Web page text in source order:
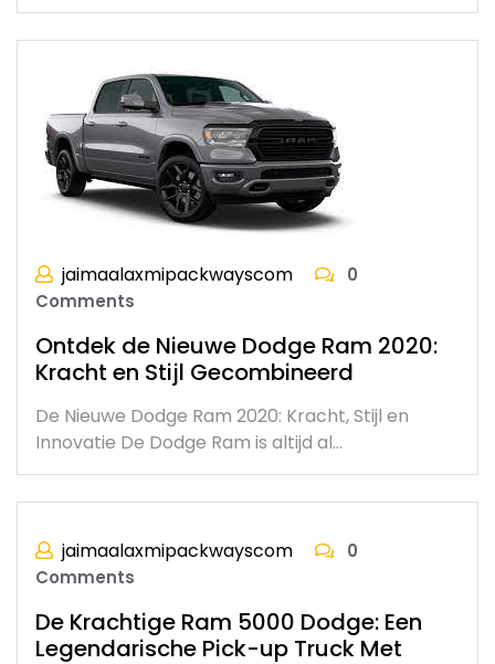
jaimaalaxmipackwayscom
0
Comments
Ontdek de Nieuwe Dodge Ram 2020:
Kracht en Stijl Gecombineerd
De Nieuwe Dodge Ram 2020: Kracht, Stijl en
Innovatie De Dodge Ram is altijd al…
jaimaalaxmipackwayscom
0
Comments
De Krachtige Ram 5000 Dodge: Een
Legendarische Pick-up Truck Met